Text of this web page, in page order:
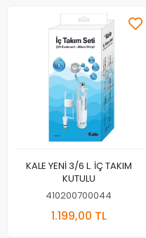
KALE YENİ 3/6 L. İÇ TAKIM
KUTULU
410200700044
1.199,00 TL